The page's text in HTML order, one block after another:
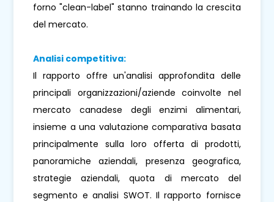
forno "clean-label" stanno trainando la crescita
del mercato.
Analisi competitiva:
Il rapporto offre un'analisi approfondita delle
principali organizzazioni/aziende coinvolte nel
mercato canadese degli enzimi alimentari,
insieme a una valutazione comparativa basata
principalmente sulla loro offerta di prodotti,
panoramiche aziendali, presenza geografica,
strategie aziendali, quota di mercato del
segmento e analisi SWOT. Il rapporto fornisce